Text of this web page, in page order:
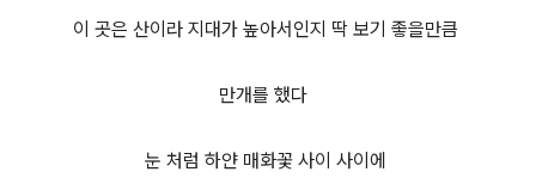
이 곳은 산이라 지대가 높아서인지 딱 보기 좋을만큼
만개를 했다
눈 처럼 하얀 매화꽃 사이 사이에